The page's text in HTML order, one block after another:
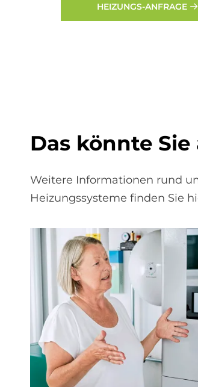
HEIZUNGS-ANFRAGE
Das könn­te
Weitere Informationen rund
Heizungssysteme finden Sie